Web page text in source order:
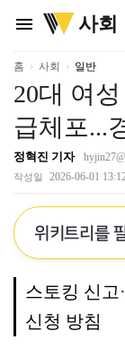
menu
위
키
리
사회
홈 사회 일반
20대 여
급체포...
정혁진 기자
작성일 2026-06-01
위키트리를
스토킹 신
신청 방침